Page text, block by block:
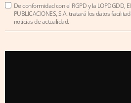
De conformidad con el RGPD y la LOPDGDD,
PUBLICACIONES, S.A. tratará los datos
noticias de actualidad.